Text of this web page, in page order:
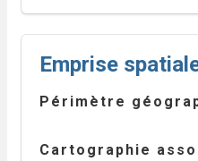
Emprise
Périmètre
Cartographie